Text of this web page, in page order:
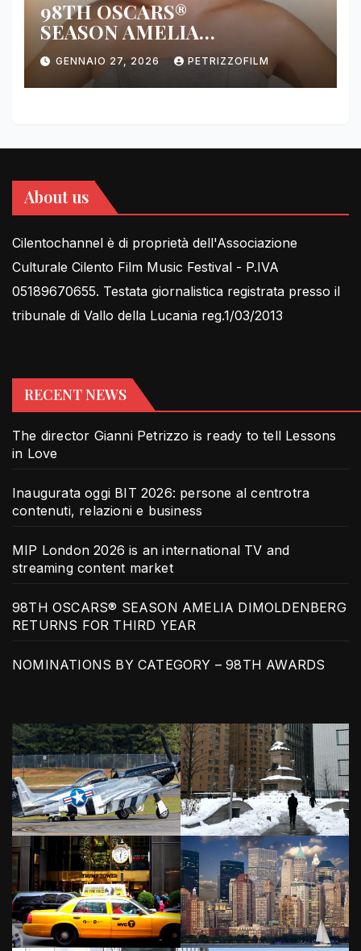
98TH OSCARS®
SEASON AMELIA
DIMOLDENBERG RETURNS
FOR THIRD YEAR
GENNAIO 27, 2026 PETRIZZOFILM
About us
Cilentochannel è di proprietà dell'Associazione
Culturale Cilento Film Music Festival - P.IVA
05189670655. Testata giornalistica registrata presso il
tribunale di Vallo della Lucania reg.1/03/2013
RECENT NEWS
The director Gianni Petrizzo is ready to tell Lessons
in Love
Inaugurata oggi BIT 2026: persone al centrotra
contenuti, relazioni e business
MIP London 2026 is an international TV and
streaming content market
98TH OSCARS® SEASON AMELIA DIMOLDENBERG
RETURNS FOR THIRD YEAR
NOMINATIONS BY CATEGORY – 98TH AWARDS